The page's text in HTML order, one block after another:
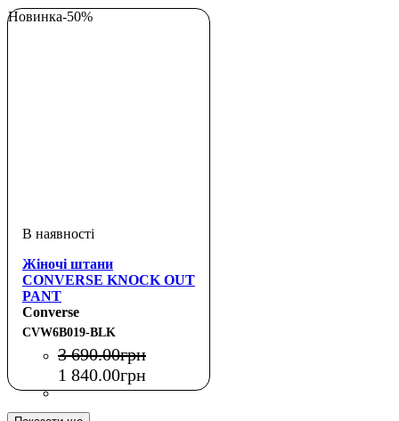
Новинка-50%
Жіночі штани
CONVERSE KNOCK OUT
PANT
Converse
CVW6B019-BLK
3 690.00грн
1 840.00грн